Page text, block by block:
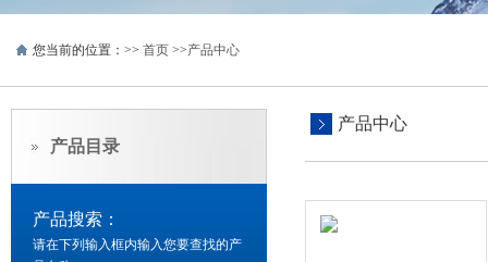
您当前的位置：>> 首页 >>产品中心
产品目录
产品搜索：
请在下列输入框内输入您要查找的产
产品中心